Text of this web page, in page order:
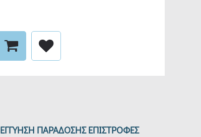
ΕΓΓΥΗΣΗ ΠΑΡΑΔΟΣΗΣ ΕΠΙΣΤΡΟΦΕΣ